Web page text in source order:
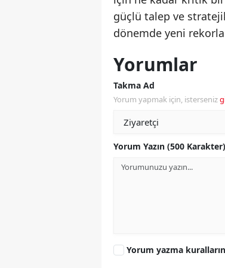
güçlü talep ve
dönemde yeni
Yorumlar
Takma Ad
Yorum yapmak için, isterseniz
Yorum Yazın (500 Karakter)
Yorum yazma